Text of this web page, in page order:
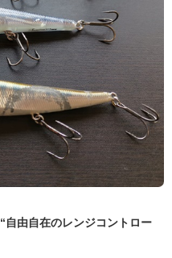
“自由自在のレンジコントロー